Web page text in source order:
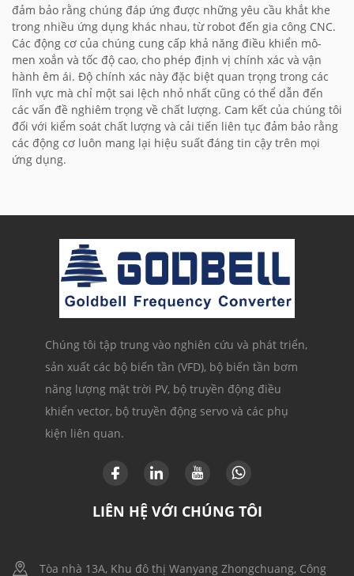
đảm bảo rằng chúng đáp ứng được những yêu cầu khắt khe
trong nhiều ứng dụng khác nhau, từ robot đến gia công CNC.
Các động cơ của chúng cung cấp khả năng điều khiển mô-
men xoắn và tốc độ cao, cho phép định vị chính xác và vận
hành êm ái. Độ chính xác này đặc biệt quan trọng trong các
lĩnh vực mà chỉ một sai lệch nhỏ nhất cũng có thể dẫn đến
các vấn đề nghiêm trọng về chất lượng. Cam kết của chúng tôi
đối với kiểm soát chất lượng và cải tiến liên tục đảm bảo rằng
các động cơ luôn mang lại hiệu suất đáng tin cậy trên mọi
ứng dụng.
Chúng tôi tập trung vào nghiên cứu và phát triển,
sản xuất các bộ biến tần (VFD), bộ biến tần bơm
năng lượng mặt trời PV, bộ truyền động điều
khiển vector, bộ truyền động servo và các phụ
kiện liên quan.
LIÊN HỆ VỚI CHÚNG TÔI
Tòa nhà 13A, Khu đô thị Wanyang Zhongchuang, Công